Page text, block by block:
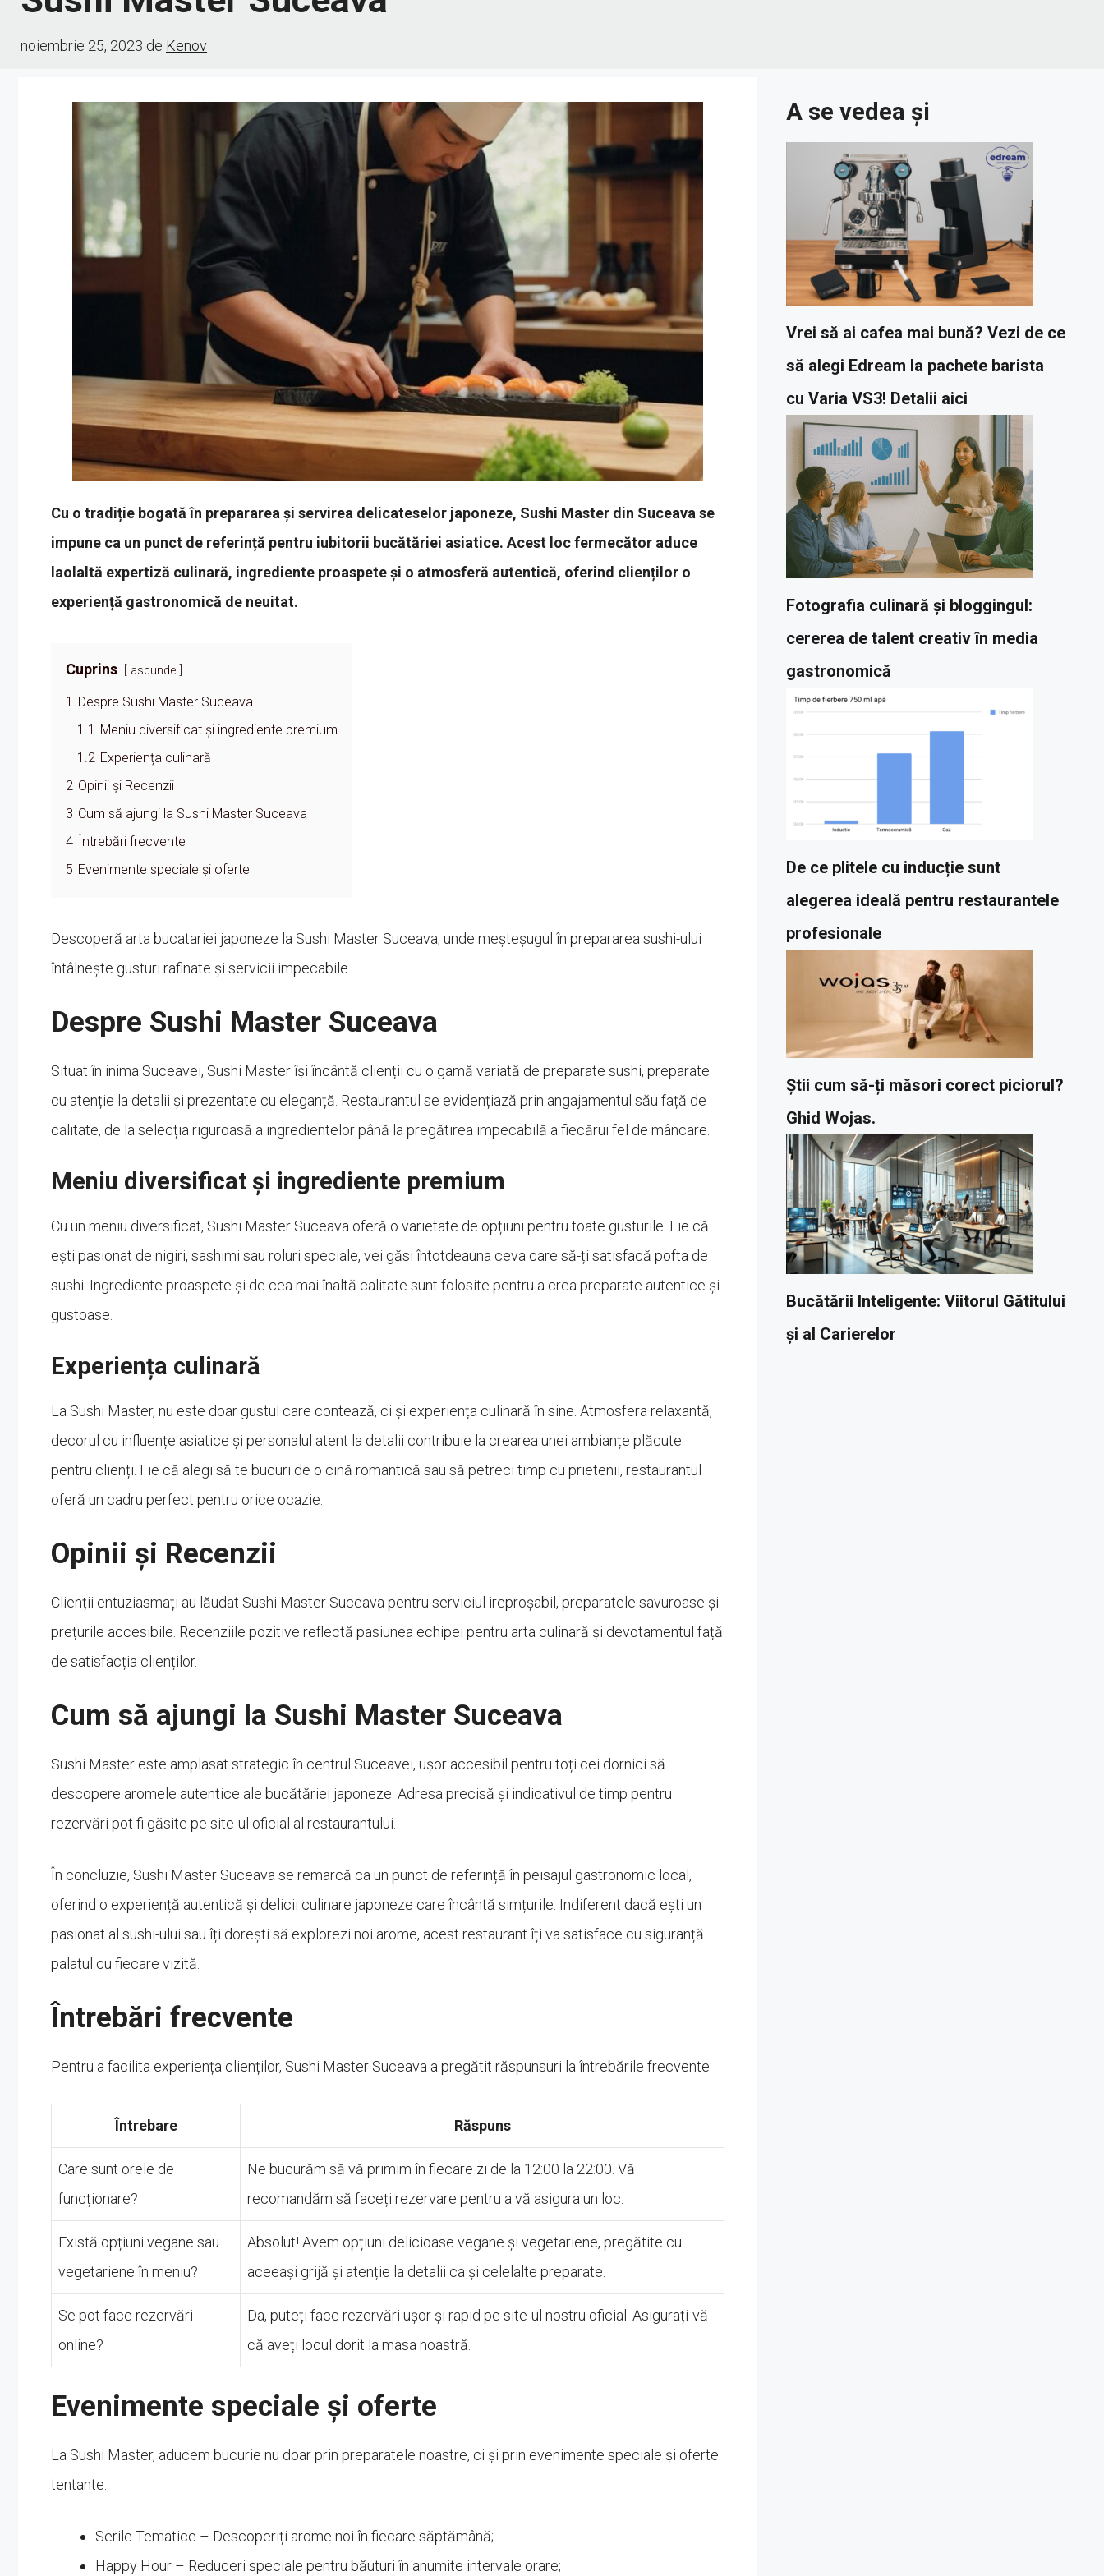
noiembrie 25, 2023 de Kenov
Cu o tradiție bogată în prepararea și servirea delicateselor japoneze, Sushi Master din Suceava se
impune ca un punct de referință pentru iubitorii bucătăriei asiatice. Acest loc fermecător aduce
laolaltă expertiză culinară, ingrediente proaspete și o atmosferă autentică, oferind clienților o
experiență gastronomică de neuitat.
Cuprins ascunde
1 Despre Sushi Master Suceava
1.1 Meniu diversificat și ingrediente premium
1.2 Experiența culinară
2 Opinii și Recenzii
3 Cum să ajungi la Sushi Master Suceava
4 Întrebări frecvente
5 Evenimente speciale și oferte
Descoperă arta bucatariei japoneze la Sushi Master Suceava, unde meșteșugul în prepararea sushi-ului
întâlnește gusturi rafinate și servicii impecabile.
Despre Sushi Master Suceava
Situat în inima Suceavei, Sushi Master își încântă clienții cu o gamă variată de preparate sushi, preparate
cu atenție la detalii și prezentate cu eleganță. Restaurantul se evidențiază prin angajamentul său față de
calitate, de la selecția riguroasă a ingredientelor până la pregătirea impecabilă a fiecărui fel de mâncare.
Meniu diversificat și ingrediente premium
Cu un meniu diversificat, Sushi Master Suceava oferă o varietate de opțiuni pentru toate gusturile. Fie că
ești pasionat de nigiri, sashimi sau roluri speciale, vei găsi întotdeauna ceva care să-ți satisfacă pofta de
sushi. Ingrediente proaspete și de cea mai înaltă calitate sunt folosite pentru a crea preparate autentice și
gustoase.
Experiența culinară
La Sushi Master, nu este doar gustul care contează, ci și experiența culinară în sine. Atmosfera relaxantă,
decorul cu influențe asiatice și personalul atent la detalii contribuie la crearea unei ambianțe plăcute
pentru clienți. Fie că alegi să te bucuri de o cină romantică sau să petreci timp cu prietenii, restaurantul
oferă un cadru perfect pentru orice ocazie.
Opinii și Recenzii
Clienții entuziasmați au lăudat Sushi Master Suceava pentru serviciul ireproșabil, preparatele savuroase și
prețurile accesibile. Recenziile pozitive reflectă pasiunea echipei pentru arta culinară și devotamentul față
de satisfacția clienților.
Cum să ajungi la Sushi Master Suceava
Sushi Master este amplasat strategic în centrul Suceavei, ușor accesibil pentru toți cei dornici să
descopere aromele autentice ale bucătăriei japoneze. Adresa precisă și indicativul de timp pentru
rezervări pot fi găsite pe site-ul oficial al restaurantului.
În concluzie, Sushi Master Suceava se remarcă ca un punct de referință în peisajul gastronomic local,
oferind o experiență autentică și delicii culinare japoneze care încântă simțurile. Indiferent dacă ești un
pasionat al sushi-ului sau îți dorești să explorezi noi arome, acest restaurant îți va satisface cu siguranță
palatul cu fiecare vizită.
Întrebări frecvente
Pentru a facilita experiența clienților, Sushi Master Suceava a pregătit răspunsuri la întrebările frecvente:
Întrebare Răspuns
Care sunt orele de
funcționare?
Ne bucurăm să vă primim în fiecare zi de la 12:00 la 22:00. Vă
recomandăm să faceți rezervare pentru a vă asigura un loc.
Există opțiuni vegane sau
vegetariene în meniu?
Absolut! Avem opțiuni delicioase vegane și vegetariene, pregătite cu
aceeași grijă și atenție la detalii ca și celelalte preparate.
Se pot face rezervări
online?
Da, puteți face rezervări ușor și rapid pe site-ul nostru oficial. Asigurați-vă
că aveți locul dorit la masa noastră.
Evenimente speciale și oferte
La Sushi Master, aducem bucurie nu doar prin preparatele noastre, ci și prin evenimente speciale și oferte
tentante:
Serile Tematice – Descoperiți arome noi în fiecare săptămână;
Happy Hour – Reduceri speciale pentru băuturi în anumite intervale orare;
A se vedea și
Vrei să ai cafea mai bună? Vezi de ce
să alegi Edream la pachete barista
cu Varia VS3! Detalii aici
Fotografia culinară și bloggingul:
cererea de talent creativ în media
gastronomică
De ce plitele cu inducție sunt
alegerea ideală pentru restaurantele
profesionale
Știi cum să-ți măsori corect piciorul?
Ghid Wojas.
Bucătării Inteligente: Viitorul Gătitului
și al Carierelor